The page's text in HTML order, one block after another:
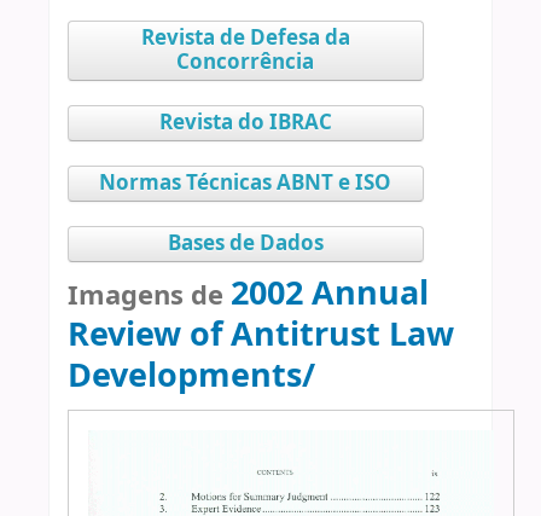
Revista de Defesa da
Concorrência
Revista do IBRAC
Normas Técnicas ABNT e ISO
Bases de Dados
Imagens de 2002 Annual
Review of Antitrust Law
Developments/